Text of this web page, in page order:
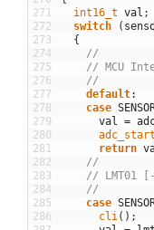
271
272
273
274
275
276
277
278
279
280
281
282
283
284
285
286
int16_t val ;
switch
(
{
//
// MCU
//
default:
case
val
=
adc_start
return
//
// LMT01
//
case
cli ( ) ;